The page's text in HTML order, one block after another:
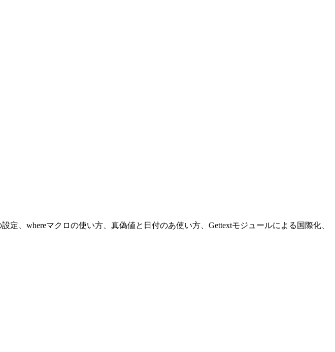
定、whereマクロの使い方、真偽値と日付のあ使い方、Gettextモジュールによる国際化、